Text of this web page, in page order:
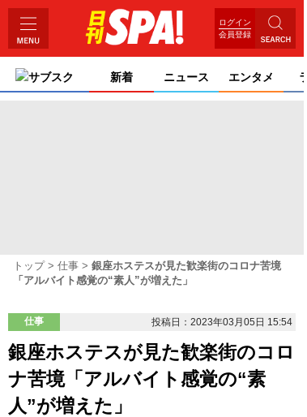
ログイン
会員登録
サブスク 新着 ニュース エンタメ
トップ 仕事
銀座ホステスが見た歓楽街のコロナ苦境
「アルバイト感覚の“素人”が増えた」
仕事 投稿日：2023年03月05日 15:54
銀座ホステスが見た歓楽街のコロ
ナ苦境「アルバイト感覚の“素
人”が増えた」